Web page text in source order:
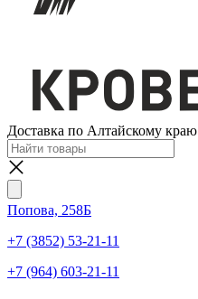
Доставка по Алтайскому краю
Попова, 258Б
+7 (3852) 53-21-11
+7 (964) 603-21-11